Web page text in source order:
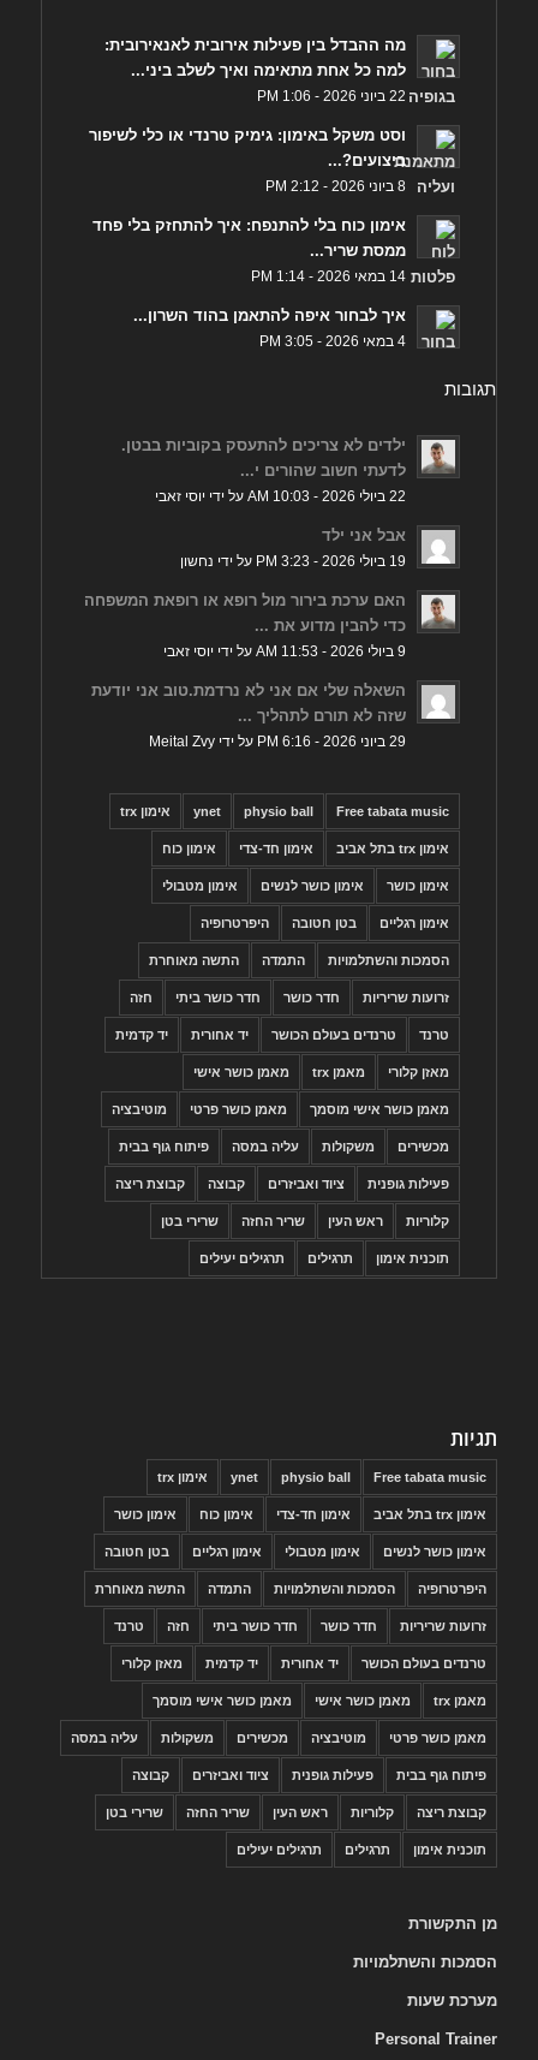
מה ההבדל בין פעילות אירובית לאנאירובית:
למה כל אחת מתאימה ואיך לשלב ביני...
22 ביוני 2026 - 1:06 PM
וסט משקל באימון: גימיק טרנדי או כלי לשיפור
ביצועים?...
8 ביוני 2026 - 2:12 PM
אימון כוח בלי להתנפח: איך להתחזק בלי פחד
ממסת שריר...
14 במאי 2026 - 1:14 PM
איך לבחור איפה להתאמן בהוד השרון...
4 במאי 2026 - 3:05 PM
תגובות
ילדים לא צריכים להתעסק בקוביות בבטן.
לדעתי חשוב שהורים י...
22 ביולי 2026 - 10:03 AM על ידי יוסי זאבי
אבל אני ילד
19 ביולי 2026 - 3:23 PM על ידי נחשון
האם ערכת בירור מול רופא או רופאת המשפחה
כדי להבין מדוע את ...
9 ביולי 2026 - 11:53 AM על ידי יוסי זאבי
השאלה שלי אם אני לא נרדמת.טוב אני יודעת
שזה לא תורם לתהליך ...
29 ביוני 2026 - 6:16 PM על ידי Meital Zvy
Free tabata music
physio ball
ynet אימון trx
אימון trx בתל אביב אימון חד-צדי אימון כוח
אימון כושר אימון כושר לנשים אימון מטבולי
אימון רגליים בטן חטובה היפרטרופיה
הסמכות והשתלמויות התמדה התשה מאוחרת
זרועות שריריות חדר כושר חדר כושר ביתי חזה
טרנד טרנדים בעולם הכושר יד אחורית יד קדמית
מאזן קלורי מאמן trx מאמן כושר אישי
מאמן כושר אישי מוסמך מאמן כושר פרטי מוטיבציה
מכשירים משקולות עליה במסה פיתוח גוף בבית
פעילות גופנית ציוד ואביזרים קבוצה קבוצת ריצה
קלוריות ראש העין שריר החזה שרירי בטן
תוכנית אימון תרגילים תרגילים יעילים
תגיות
Free tabata music
physio ball
ynet אימון trx
אימון trx בתל אביב אימון חד-צדי אימון כוח אימון כושר
אימון כושר לנשים אימון מטבולי אימון רגליים בטן חטובה
היפרטרופיה הסמכות והשתלמויות התמדה התשה מאוחרת
זרועות שריריות חדר כושר חדר כושר ביתי חזה טרנד
טרנדים בעולם הכושר יד אחורית יד קדמית מאזן קלורי
מאמן trx מאמן כושר אישי מאמן כושר אישי מוסמך
מאמן כושר פרטי מוטיבציה מכשירים משקולות עליה במסה
פיתוח גוף בבית פעילות גופנית ציוד ואביזרים קבוצה
קבוצת ריצה קלוריות ראש העין שריר החזה שרירי בטן
תוכנית אימון תרגילים תרגילים יעילים
מן התקשורת
הסמכות והשתלמויות
מערכת שעות
Personal Trainer